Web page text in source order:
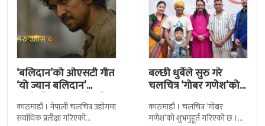
‘बलिदान’को ओएसटी गीत
‘यो ज्यान बलिदान’
सार्वजनिक, मातृभूमिप्रति
पुत्रको भावनात्मक…
काठमाडौं । नेपाली चलचित्र उद्योगमा
सर्वाधिक प्रतीक्षा गरिएको
बल्छी धुर्बेले सुरु गरे
चलचित्र ‘गोबर गणेश’को
छायांकन
काठमाडौं । चलचित्र ‘गोबर
गणेश’को शुभमुहूर्त गरिएको छ ।